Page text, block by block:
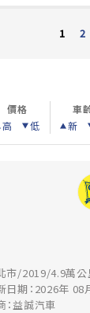
1 2
價格
高
低
車
新
市/2019/4.9萬公
日期：2026年 08
：益誠汽車